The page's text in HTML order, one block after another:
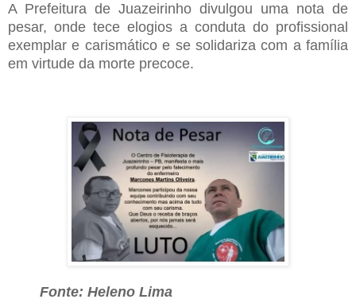
A Prefeitura de Juazeirinho divulgou uma nota de
pesar, onde tece elogios a conduta do profissional
exemplar e carismático e se solidariza com a família
em virtude da morte precoce.
Fonte: Heleno Lima